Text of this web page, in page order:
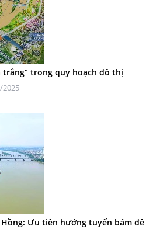
trắng” trong quy hoạch đô thị
2025
Ưu tiên hướng tuyến bám đê